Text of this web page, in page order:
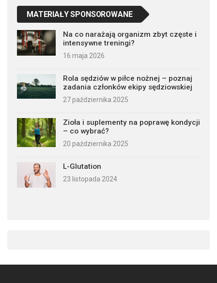
MATERIAŁY SPONSOROWANE
Na co narażają organizm zbyt częste i
intensywne treningi?
16 maja 2026
Rola sędziów w piłce nożnej – poznaj
zadania członków ekipy sędziowskiej
27 października 2025
Zioła i suplementy na poprawę kondycji
– co wybrać?
20 października 2025
L-Glutation
23 listopada 2024